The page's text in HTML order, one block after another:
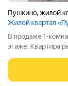
Пушкино,жилой
Жилой квартал
В продаже 1-
этаже. Квартира
комнатная
Квартира